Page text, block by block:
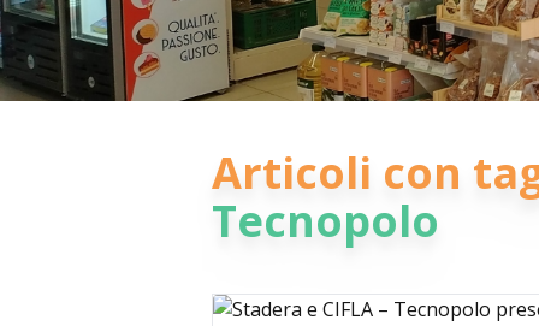
Articoli con
Tecnopolo